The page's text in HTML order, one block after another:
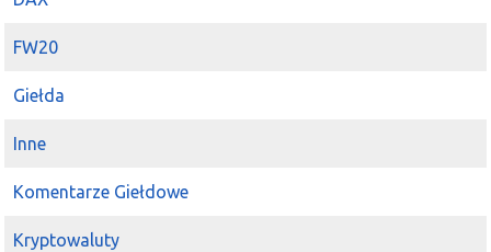
FW20
Giełda
Inne
Komentarze Giełdowe
Kryptowaluty